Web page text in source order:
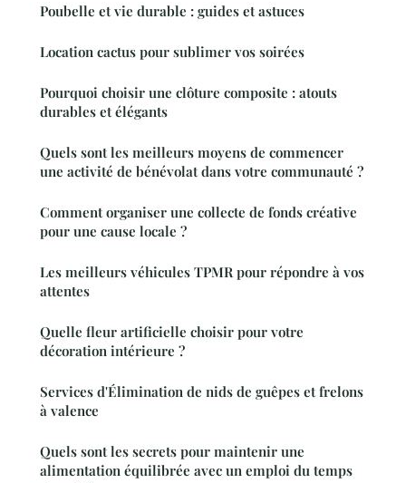
Poubelle et vie durable : guides et astuces
Location cactus pour sublimer vos soirées
Pourquoi choisir une clôture composite : atouts
durables et élégants
Quels sont les meilleurs moyens de commencer
une activité de bénévolat dans votre communauté ?
Comment organiser une collecte de fonds créative
pour une cause locale ?
Les meilleurs véhicules TPMR pour répondre à vos
attentes
Quelle fleur artificielle choisir pour votre
décoration intérieure ?
Services d'Élimination de nids de guêpes et frelons
à valence
Quels sont les secrets pour maintenir une
alimentation équilibrée avec un emploi du temps